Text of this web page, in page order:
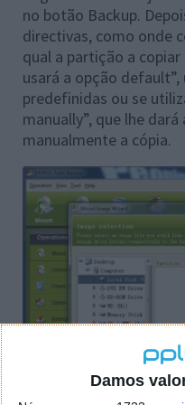
Damos
no botão Backup.
directivas, como onde
qual a partição a
usará a opção
predefinidas ou se
manually”, que lhe
manualmente a cópia.